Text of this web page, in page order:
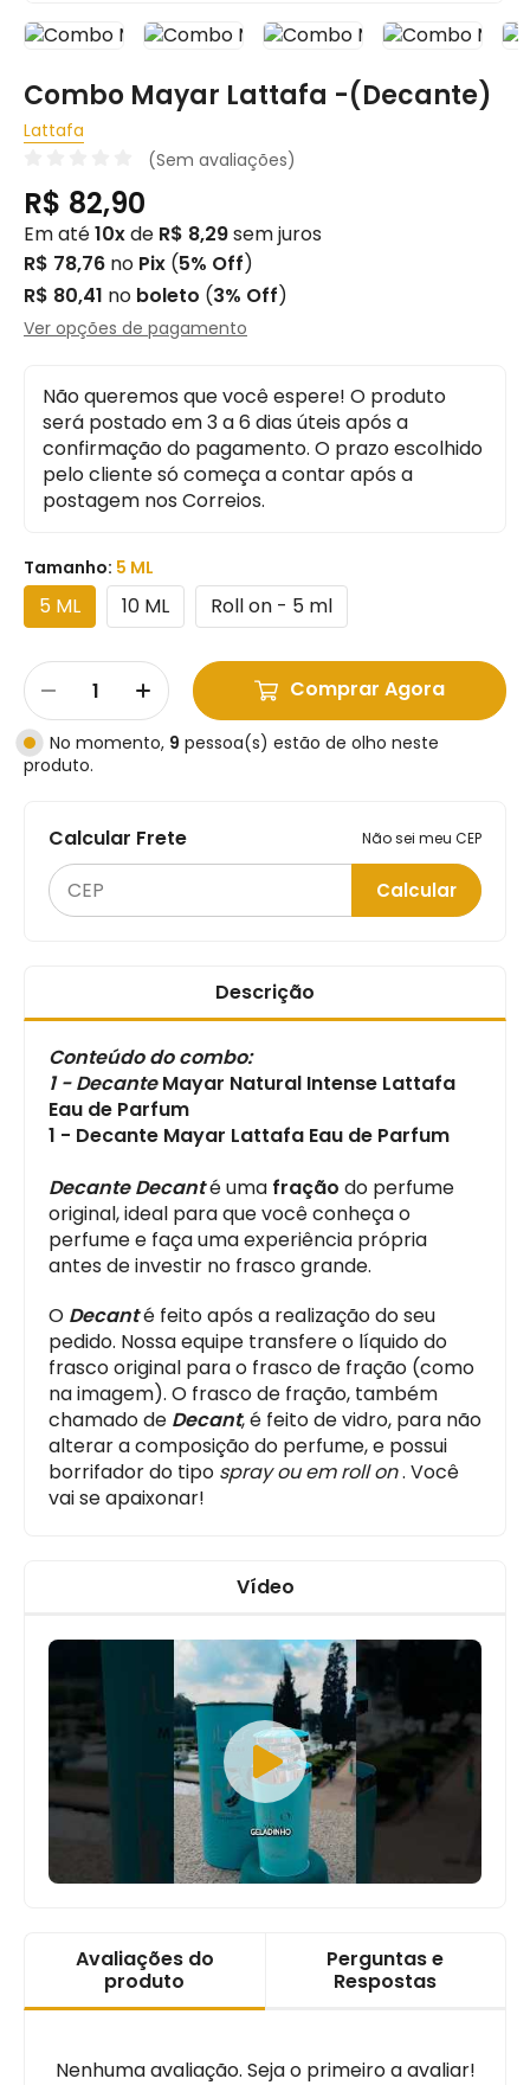
Combo Mayar Lattafa -(Decante)
Lattafa
(Sem avaliações)
Não queremos que você espere! O produto
será postado em 3 a 6 dias úteis após a
confirmação do pagamento. O prazo escolhido
pelo cliente só começa a contar após a
postagem nos Correios.
R$ 82,90
Em até10xde R$ 8,29sem juros
R$ 78,76 no Pix (5% Off)
R$ 80,41 no boleto (3% Off)
Ver opções de pagamento
Tamanho: 5 ML
5 ML 10 ML Roll on - 5 ml
Comprar Agora
No momento, 9 pessoa(s) estão de olho neste
produto.
Calcular Frete Não sei meu CEP
Calcular
Descrição
Conteúdo do combo:
1 - DecanteMayar Natural Intense Lattafa
Eau de Parfum
1 - Decante Mayar Lattafa Eau de Parfum
Decante Decanté uma fração do perfume
original, ideal para que você conheça o
perfume e faça uma experiência própria
antes de investir no frasco grande.
O Decanté feito após a realização do seu
pedido. Nossa equipe transfere o líquido do
frasco original para o frasco de fração (como
na imagem). O frasco de fração, também
chamado de Decant, é feito de vidro, para não
alterar a composição do perfume, e possui
borrifador do tipo spray ou em roll on. Você
vai se apaixonar!
Vídeo
Avaliações do
produto
Perguntas e
Respostas
Nenhuma avaliação. Seja o primeiro a avaliar!